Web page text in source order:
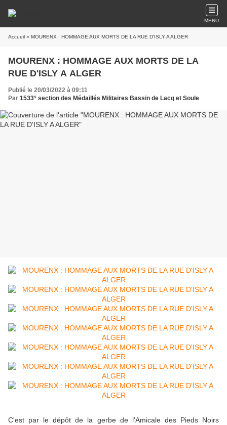
MENU
Accueil » MOURENX : HOMMAGE AUX MORTS DE LA RUE D'ISLY A ALGER
MOURENX : HOMMAGE AUX MORTS DE LA
RUE D'ISLY A ALGER
Publié le 20/03/2022 à 09:11
Par 1533° section des Médaillés Militaires Bassin de Lacq et Soule
C'est par le dépôt de la gerbe de l'Amicale des Pieds Noirs